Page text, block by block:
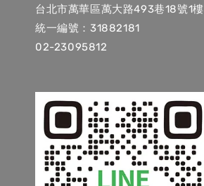
台北市萬華區萬大路493巷18號1樓
統一編號：31882181
02-23095812